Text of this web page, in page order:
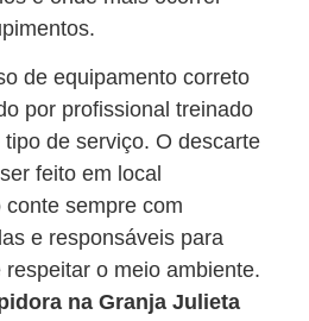
de equipamento correto
por profissional treinado
de serviço. O descarte
feito em local
sempre com
e responsáveis para
o meio ambiente.
na Granja Julieta